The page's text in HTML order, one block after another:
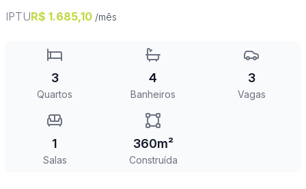
IPTUR$ 1.685,10 /mês
3
Quartos
4
Banheiros
3
Vagas
1
Salas
360m²
Construída